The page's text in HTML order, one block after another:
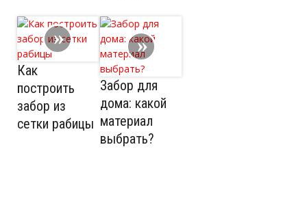
Как
построить
забор из
сетки рабицы
Забор для
дома: какой
материал
выбрать?